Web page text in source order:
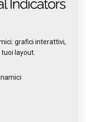
grafici interattivi,
layout.